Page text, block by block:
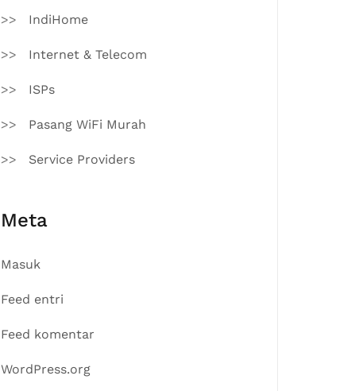
IndiHome
Internet & Telecom
ISPs
Pasang WiFi Murah
Service Providers
Meta
Masuk
Feed entri
Feed komentar
WordPress.org